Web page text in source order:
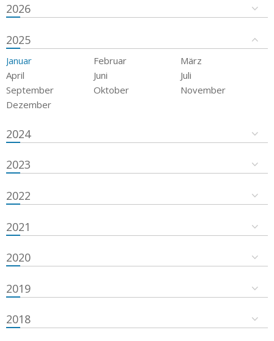
2026
2025
Januar Februar
März
April
Juni
Juli
September
Oktober
November
Dezember
2024
2023
2022
2021
2020
2019
2018